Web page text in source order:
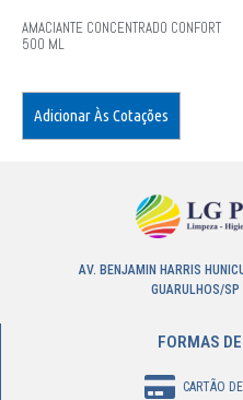
AMACIANTE CONCENTRADO CONFORT
500 ML
Adicionar Às Cotações
AV. BENJAMIN HARRIS
GUARULHOS/
FORMAS
CARTÃO